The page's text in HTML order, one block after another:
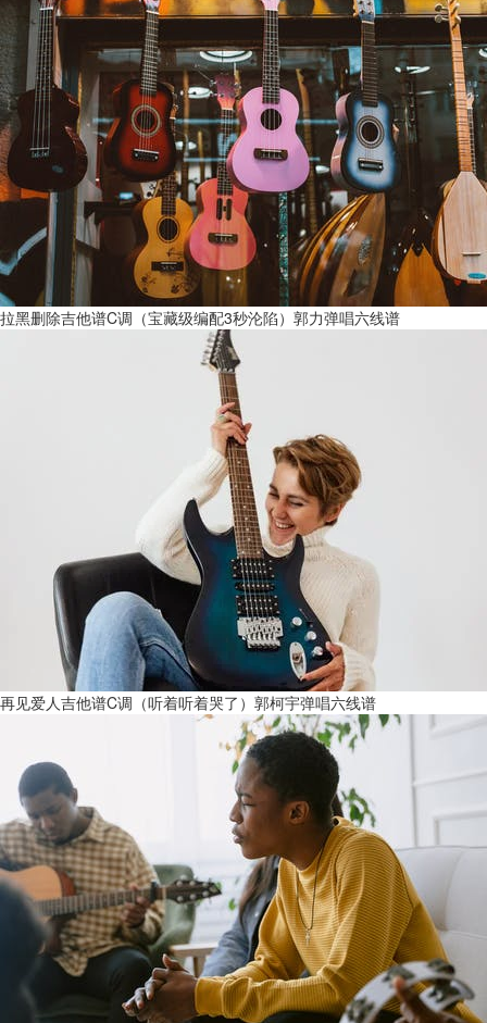
拉黑删除吉他谱C调（宝藏级编配3秒沦陷）郭力弹唱六线谱
再见爱人吉他谱C调（听着听着哭了）郭柯宇弹唱六线谱